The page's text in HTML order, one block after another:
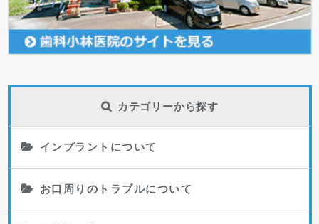
カテゴリーから探す
インプラントについて
お口周りのトラブルについて